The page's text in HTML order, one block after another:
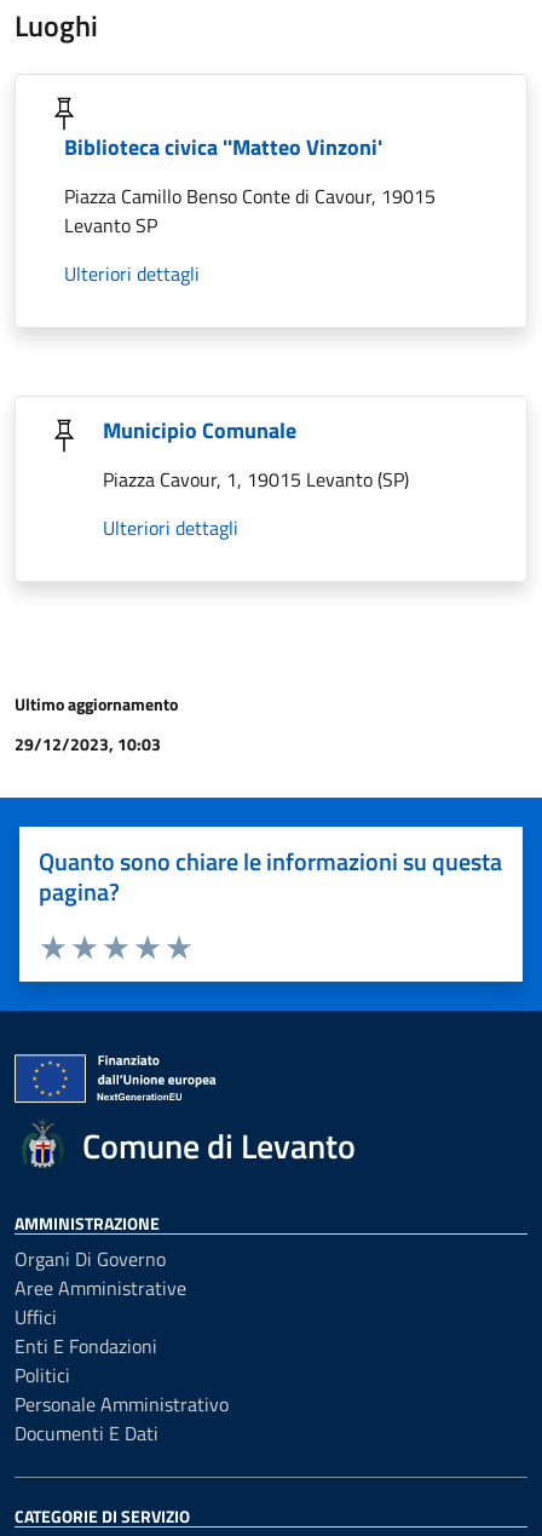
Luoghi
Biblioteca civica ''Matteo Vinzoni'
Piazza Camillo Benso Conte di Cavour, 19015
Levanto SP
Ulteriori dettagli
Municipio Comunale
Piazza Cavour, 1, 19015 Levanto (SP)
Ulteriori dettagli
Ultimo aggiornamento
29/12/2023, 10:03
Quanto sono chiare le informazioni su questa
pagina?
Valuta 5 stelle su 5
Valuta 4 stelle su 5
Valuta 3 stelle su 5
Valuta 2 stelle su 5
Valuta 1 stelle su 5
Comune di Levanto
AMMINISTRAZIONE
Organi Di Governo
Aree Amministrative
Uffici
Enti E Fondazioni
Politici
Personale Amministrativo
Documenti E Dati
CATEGORIE DI SERVIZIO